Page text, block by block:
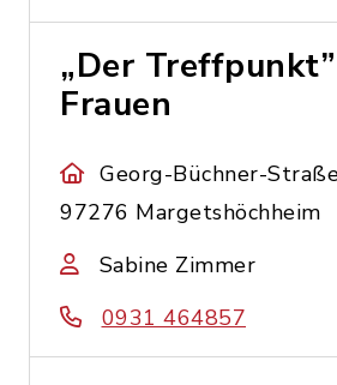
„Der
Frauen
Georg-Büchner-
97276 Margetshöchheim
Sabine Zimmer
0931 464857